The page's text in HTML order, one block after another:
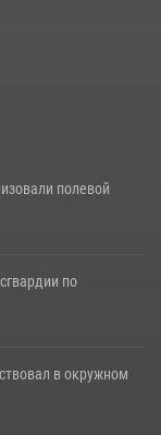
Росгвардии
полевой
по
в окружном